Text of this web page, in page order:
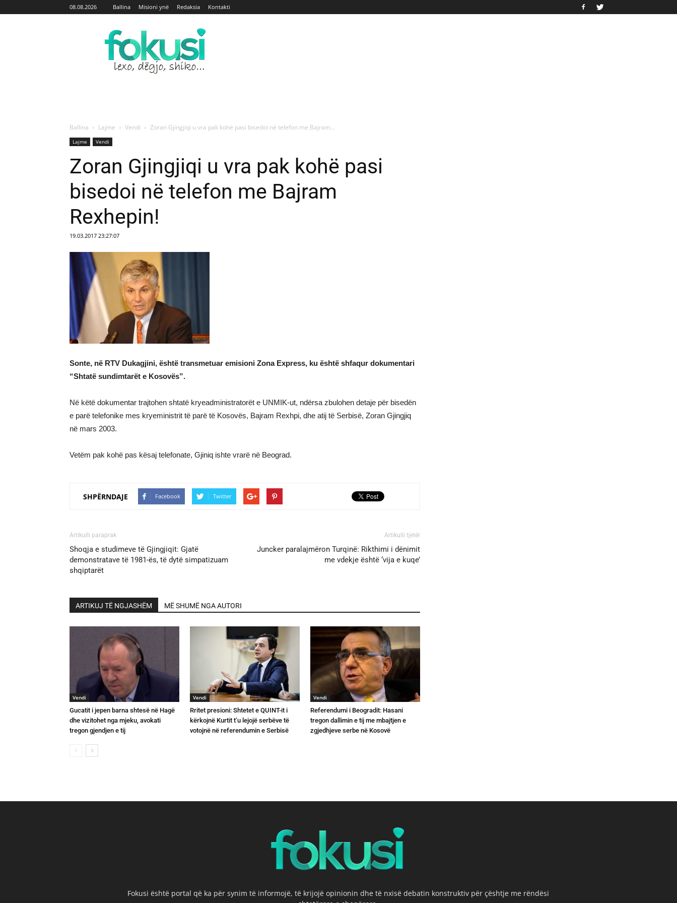
08.08.2026 Ballina Misioni ynë Redaksia Kontakti
Fokusi
Ballina Lajme Vendi Zoran Gjingjiqi u vra pak kohë pasi bisedoi në telefon me Bajram...
Lajme Vendi
Zoran Gjingjiqi u vra pak kohë pasi
bisedoi në telefon me Bajram
Rexhepin!
19.03.2017 23:27:07
Sonte, në RTV Dukagjini, është transmetuar emisioni Zona Express, ku është shfaqur dokumentari
“Shtatë sundimtarët e Kosovës”.
Në këtë dokumentar trajtohen shtatë kryeadministratorët e UNMIK-ut, ndërsa zbulohen detaje për bisedën
e parë telefonike mes kryeministrit të parë të Kosovës, Bajram Rexhpi, dhe atij të Serbisë, Zoran Gjingjiq
në mars 2003.
Vetëm pak kohë pas kësaj telefonate, Gjiniq ishte vrarë në Beograd.
SHPËRNDAJE Facebook Twitter
Artikulli paraprak
Shoqja e studimeve të Gjingjiqit: Gjatë
demonstratave të 1981-ës, të dytë simpatizuam
shqiptarët
Artikulli tjetër
Juncker paralajmëron Turqinë: Rikthimi i dënimit
me vdekje është ‘vija e kuqe’
ARTIKUJ TË NGJASHËM MË SHUMË NGA AUTORI
Vendi
Gucatit i jepen barna shtesë në Hagë
dhe vizitohet nga mjeku, avokati
tregon gjendjen e tij
Vendi
Rritet presioni: Shtetet e QUINT-it i
kërkojnë Kurtit t’u lejojë serbëve të
votojnë në referendumin e Serbisë
Vendi
Referendumi i Beogradit: Hasani
tregon dallimin e tij me mbajtjen e
zgjedhjeve serbe në Kosovë
Fokusi është portal që ka për synim të informojë, të krijojë opinionin dhe të nxisë debatin konstruktiv për çështje me rëndësi